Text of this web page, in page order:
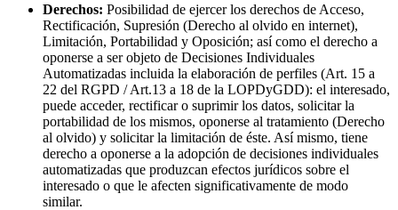
Derechos: Posibilidad de ejercer los derechos de Acceso,
Rectificación, Supresión (Derecho al olvido en internet),
Limitación, Portabilidad y Oposición; así como el derecho a
oponerse a ser objeto de Decisiones Individuales
Automatizadas incluida la elaboración de perfiles (Art. 15 a
22 del RGPD / Art.13 a 18 de la LOPDyGDD): el interesado,
puede acceder, rectificar o suprimir los datos, solicitar la
portabilidad de los mismos, oponerse al tratamiento (Derecho
al olvido) y solicitar la limitación de éste. Así mismo, tiene
derecho a oponerse a la adopción de decisiones individuales
automatizadas que produzcan efectos jurídicos sobre el
interesado o que le afecten significativamente de modo
similar.